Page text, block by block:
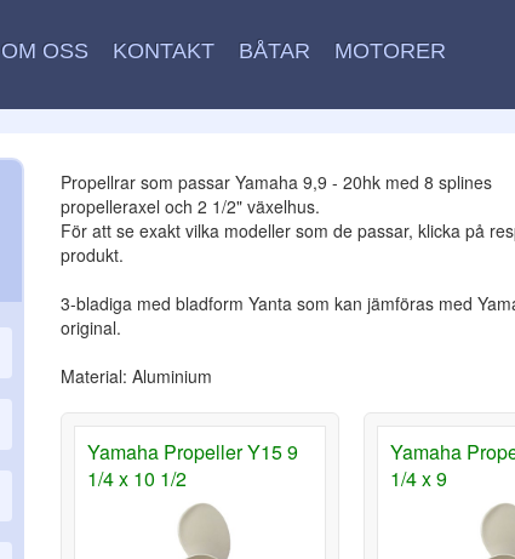
OM OSS KONTAKT BÅTAR MOTORER
Propellrar som passar Yamaha 9,9 - 20hk med 8 splines
propelleraxel och 2 1/2" växelhus.
För att se exakt vilka modeller som de passar, klicka på
produkt.
3-bladiga med bladform Yanta som kan jämföras med
original.
Material: Aluminium
Yamaha Propeller Y15 9
1/4 x 10 1/2
Yamaha
1/4 x 9